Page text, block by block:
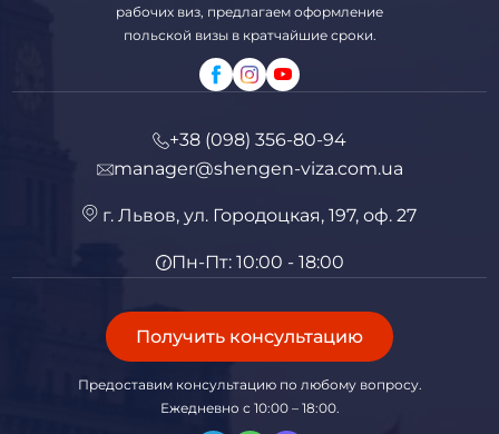
рабочих виз, предлагаем оформление
польской визы в кратчайшие сроки.
+38 (098) 356-80-94
manager@shengen-viza.com.ua
г. Львов, ул. Городоцкая, 197, оф. 27
Пн-Пт: 10:00 - 18:00
Получить консультацию
Предоставим консультацию по любому вопросу.
Ежедневно с 10:00 – 18:00.